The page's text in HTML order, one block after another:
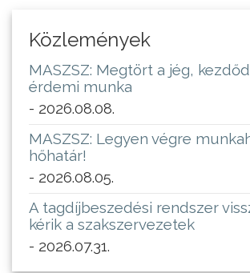
Közlemények
MASZSZ: Megtört a jég,
érdemi munka
- 2026.08.08.
MASZSZ: Legyen végre
hőhatár!
- 2026.08.05.
A tagdíjbeszedési rendszer
kérik a szakszervezetek
- 2026.07.31.